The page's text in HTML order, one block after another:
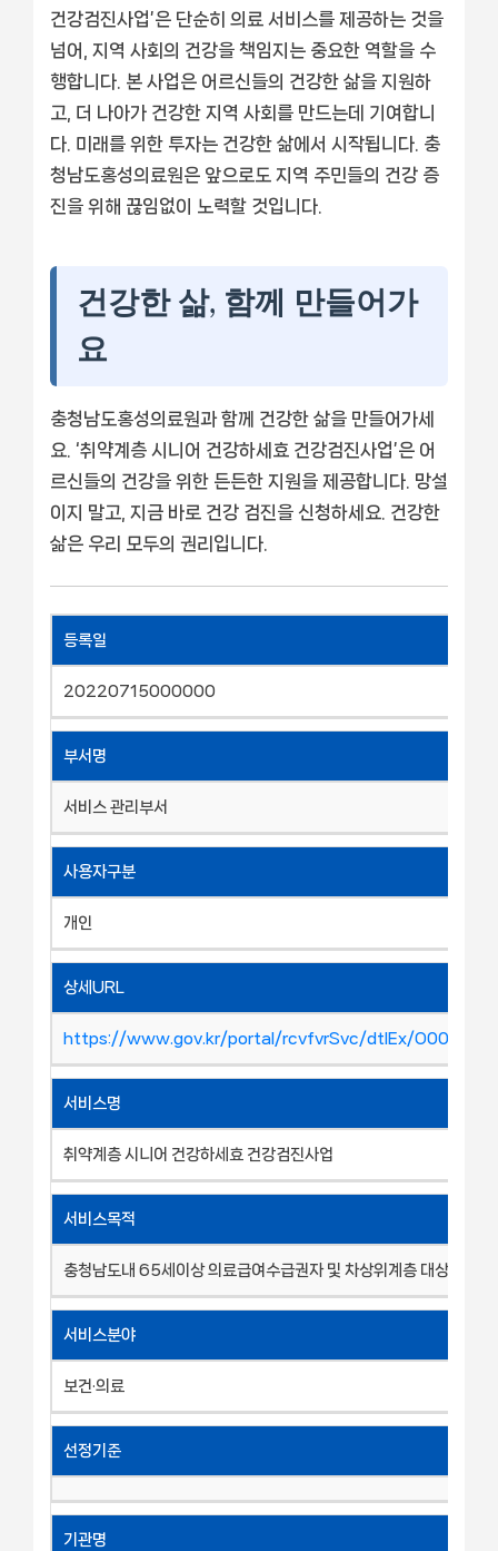
건강검진사업’은 단순히 의료 서비스를 제공하는 것을
넘어, 지역 사회의 건강을 책임지는 중요한 역할을 수
행합니다. 본 사업은 어르신들의 건강한 삶을 지원하
고, 더 나아가 건강한 지역 사회를 만드는데 기여합니
다. 미래를 위한 투자는 건강한 삶에서 시작됩니다. 충
청남도홍성의료원은 앞으로도 지역 주민들의 건강 증
진을 위해 끊임없이 노력할 것입니다.
건강한 삶, 함께 만들어가
요
충청남도홍성의료원과 함께 건강한 삶을 만들어가세
요. ‘취약계층 시니어 건강하세효 건강검진사업’은 어
르신들의 건강을 위한 든든한 지원을 제공합니다. 망설
이지 말고, 지금 바로 건강 검진을 신청하세요. 건강한
삶은 우리 모두의 권리입니다.
등록일
20220715000000
부서명
서비스 관리부서
사용자구분
개인
상세URL
https://www.gov.kr/portal/rcvfvrSvc/dtlEx/
서비스명
취약계층 시니어 건강하세효 건강검진사업
서비스목적
충청남도내 65세이상 의료급여수급권자 및 차상위계층 대상 건강
서비스분야
보건·의료
선정기준
기관명